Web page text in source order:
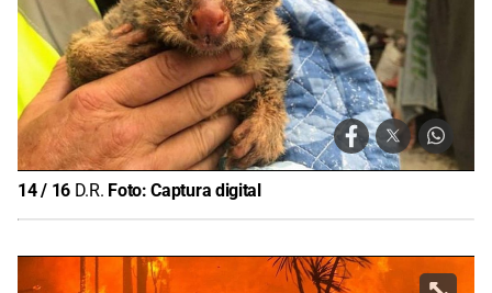
14/ 16 D.R. Foto:Captura digital